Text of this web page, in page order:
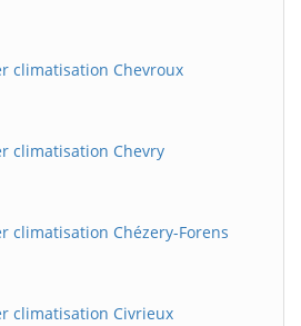
climatisation Chevroux
climatisation Chevry
climatisation Chézery-Forens
climatisation Civrieux